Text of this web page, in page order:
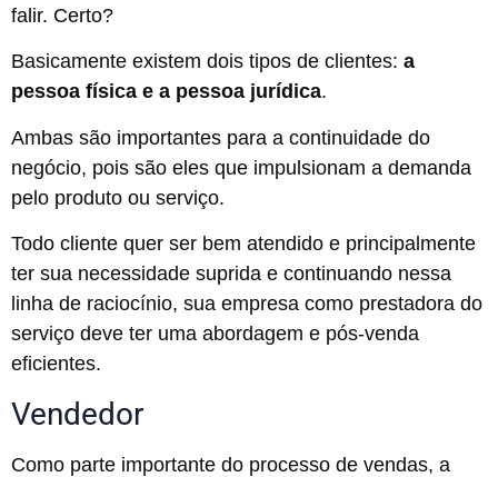
falir. Certo?
Basicamente existem dois tipos de clientes: a
pessoa física e a pessoa jurídica.
Ambas são importantes para a continuidade do
negócio, pois são eles que impulsionam a demanda
pelo produto ou serviço.
Todo cliente quer ser bem atendido e principalmente
ter sua necessidade suprida e continuando nessa
linha de raciocínio, sua empresa como prestadora do
serviço deve ter uma abordagem e pós-venda
eficientes.
Vendedor
Como parte importante do processo de vendas, a